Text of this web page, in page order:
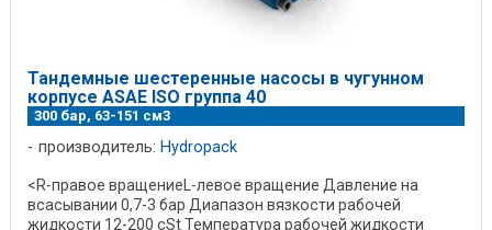
Тандемные шестеренные насосы в чугунном
корпусе ASAE ISO группа 40
300 бар, 63-151 см3
производитель: Hydropack
<R-правое вращениеL-левое вращение Давление на
всасывании 0,7-3 бар Диапазон вязкости рабочей
жидкости 12-200 cSt Температура рабочей жидкости